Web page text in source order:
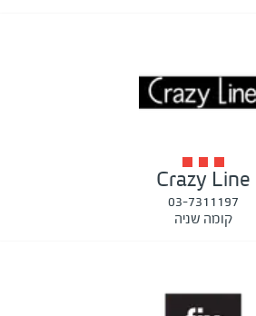
Crazy Line
03-7311197
קומה שניה